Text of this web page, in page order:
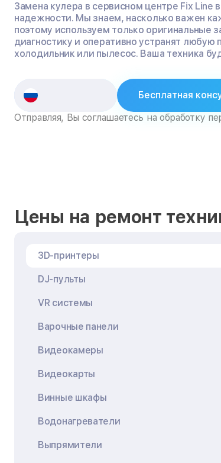
Замена кулера в сервисном центре Fix Line
надежности. Мы знаем, насколько важен
поэтому используем только оригинальные
диагностику и оперативно устранят любую
холодильник или пылесос. Ваша техника
Бесплатная
Отправляя, Вы соглашаетесь на обработку
Цены на ремонт
3D-принтеры
DJ-пульты
VR системы
Варочные панели
Видеокамеры
Видеокарты
Винные шкафы
Водонагреватели
Выпрямители